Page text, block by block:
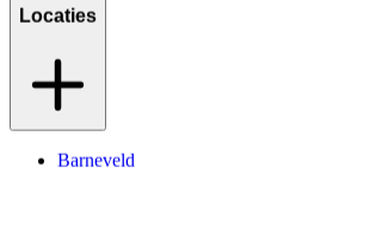
Locaties
Barneveld